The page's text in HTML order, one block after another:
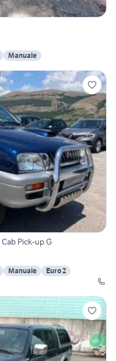
Manuale
Pick-up G
Manuale
Euro 2